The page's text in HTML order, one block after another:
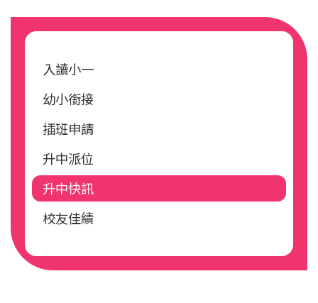
Main
navigation
入讀小一
幼小銜接
插班申請
升中派位
升中快訊
校友佳績